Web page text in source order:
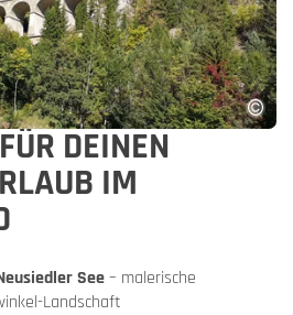
DEINEN
IM
See– malerische
Landschaft